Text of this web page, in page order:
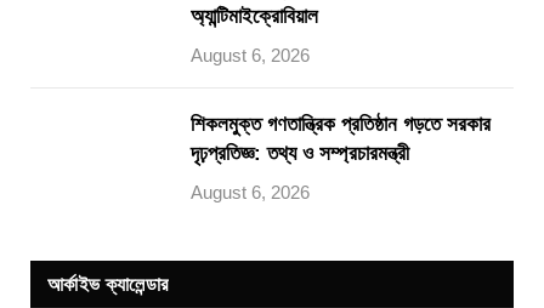
অ্যান্টিমাইক্রোবিয়াল
August 6, 2026
শিকলমুক্ত গণতান্ত্রিক প্রতিষ্ঠান গড়তে সরকার
দৃঢ়প্রতিজ্ঞ: তথ্য ও সম্প্রচারমন্ত্রী
August 6, 2026
আর্কাইভ ক্যালেন্ডার